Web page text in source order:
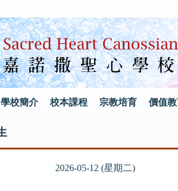
學校簡介 校本課程 宗教培育 價值
2026-05-12 (星期二)